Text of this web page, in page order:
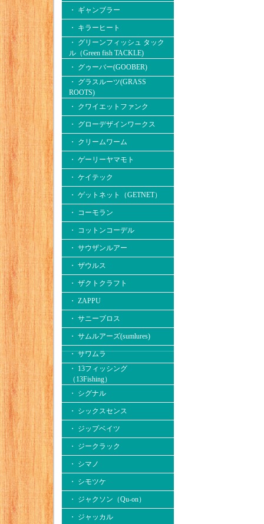
・ ギャンブラー
・ キラーヒート
・ グリーンフィッシュ タック
ル（Green fish TACKLE)
・ グゥーバー(GOOBER)
・ グラスルーツ(GRASS
ROOTS)
・ クワイエットファンク
・ グローデザインワークス
・ クリームワーム
・ ゲーリーヤマモト
・ ケイテック
・ ゲットネット（GETNET）
・ コーモラン
・ コットンコーデル
・ サウザンルアー
・ ザウルス
・ ザクトクラフト
・ ZAPPU
・ サニーブロス
・ サムルアーズ(sumlures)
・ サワムラ
・ 13フィッシング
（13Fishing）
・ シグナル
・ シックスセンス
・ ジップベイツ
・ ジークラック
・ シマノ
・ シモツケ
・ ジャクソン（Qu-on）
・ ジャッカル